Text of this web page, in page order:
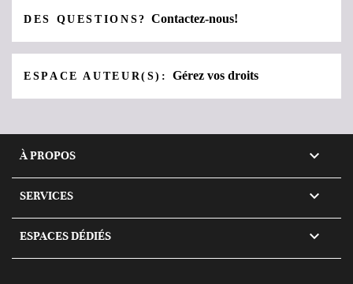
DES QUESTIONS?Contactez-nous!
ESPACE AUTEUR(S):Gérez vos droits
À PROPOS 
SERVICES 
ESPACES DÉDIÉS 